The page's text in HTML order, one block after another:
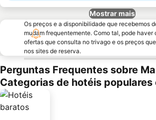
Mostrar mais
Os preços e a disponibilidade que recebemos
mudam frequentemente. Como tal, pode haver
ofertas que consulta no trivago e os preços
nos sites de reserva.
Perguntas Frequentes sobre
Categorias de hotéis populares